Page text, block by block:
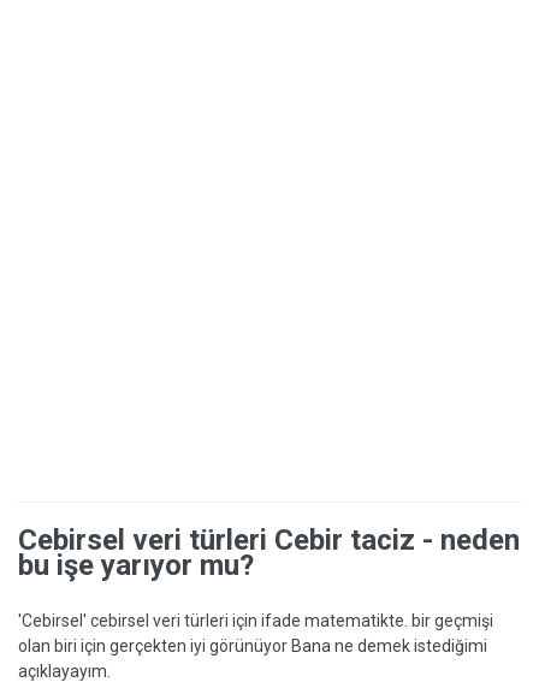
Cebirsel veri türleri Cebir taciz - neden
bu işe yarıyor mu?
'Cebirsel' cebirsel veri türleri için ifade matematikte. bir geçmişi
olan biri için gerçekten iyi görünüyor Bana ne demek istediğimi
açıklayayım.